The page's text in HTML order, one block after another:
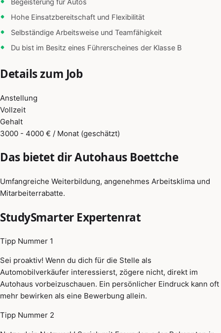
Begeisterung für Autos
Hohe Einsatzbereitschaft und Flexibilität
Selbständige Arbeitsweise und Teamfähigkeit
Du bist im Besitz eines Führerscheines der Klasse B
Details zum Job
Anstellung
Vollzeit
Gehalt
3000 - 4000 € / Monat (geschätzt)
Das bietet dir Autohaus Boettche
Umfangreiche Weiterbildung, angenehmes Arbeitsklima und
Mitarbeiterrabatte.
StudySmarter Expertenrat
Tipp Nummer 1
Sei proaktiv! Wenn du dich für die Stelle als
Automobilverkäufer interessierst, zögere nicht, direkt im
Autohaus vorbeizuschauen. Ein persönlicher Eindruck kann oft
mehr bewirken als eine Bewerbung allein.
Tipp Nummer 2